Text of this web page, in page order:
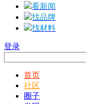
看新闻
找品牌
找材料
登录
首页
社区
圈子